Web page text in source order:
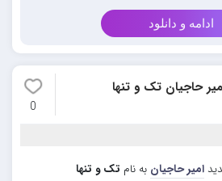
ادامه و دانلود
حاجیان تک و تنها
0
امیر حاجیان به نام تک و تنها